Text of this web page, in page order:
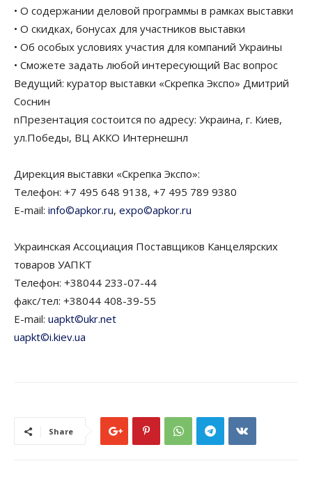
• О содержании деловой программы в рамках выставки
• О скидках, бонусах для участников выставки
• Об особых условиях участия для компаний Украины
• Сможете задать любой интересующий Вас вопрос
Ведущий: куратор выставки «Скрепка Экспо» Дмитрий
Соснин
nПрезентация состоится по адресу: Украина, г. Киев,
ул.Победы, ВЦ АККО Интернешнл
Дирекция выставки «Скрепка Экспо»:
Телефон: +7 495 648 9138, +7 495 789 9380
E-mail: info©apkor.ru, expo©apkor.ru
Украинская Ассоциация Поставщиков Канцелярских
товаров УАПКТ
Телефон: +38044 233-07-44
факс/тел: +38044 408-39-55
E-mail: uapkt©ukr.net
uapkt©i.kiev.ua
Share